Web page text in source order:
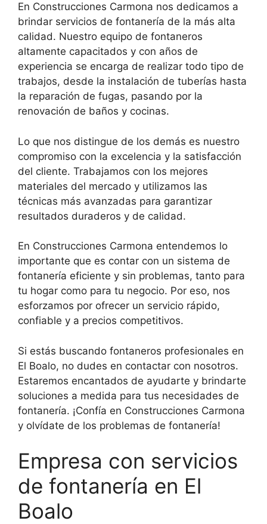
En Construcciones Carmona nos dedicamos a
brindar servicios de fontanería de la más alta
calidad. Nuestro equipo de fontaneros
altamente capacitados y con años de
experiencia se encarga de realizar todo tipo de
trabajos, desde la instalación de tuberías hasta
la reparación de fugas, pasando por la
renovación de baños y cocinas.
Lo que nos distingue de los demás es nuestro
compromiso con la excelencia y la satisfacción
del cliente. Trabajamos con los mejores
materiales del mercado y utilizamos las
técnicas más avanzadas para garantizar
resultados duraderos y de calidad.
En Construcciones Carmona entendemos lo
importante que es contar con un sistema de
fontanería eficiente y sin problemas, tanto para
tu hogar como para tu negocio. Por eso, nos
esforzamos por ofrecer un servicio rápido,
confiable y a precios competitivos.
Si estás buscando fontaneros profesionales en
El Boalo, no dudes en contactar con nosotros.
Estaremos encantados de ayudarte y brindarte
soluciones a medida para tus necesidades de
fontanería. ¡Confía en Construcciones Carmona
y olvídate de los problemas de fontanería!
Empresa con servicios
de fontanería en El
Boalo